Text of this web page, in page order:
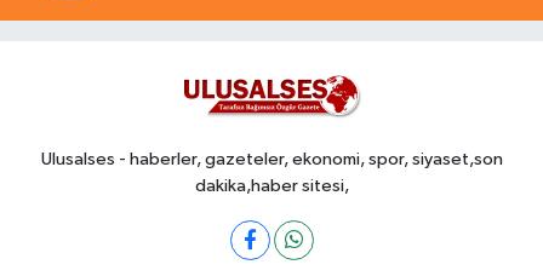
Ulusalses - haberler, gazeteler, ekonomi, spor, siyaset,son
dakika,haber sitesi,